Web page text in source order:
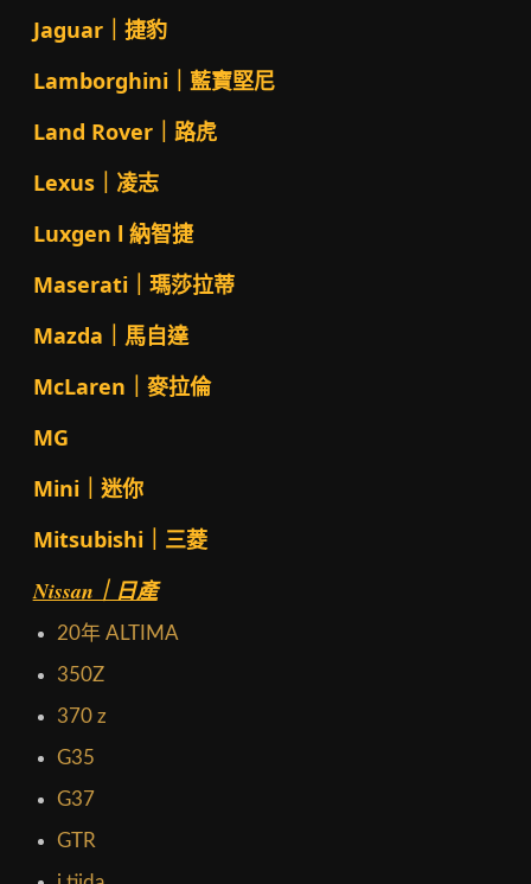
Jaguar｜捷豹
Lamborghini｜藍寶堅尼
Land Rover｜路虎
Lexus｜凌志
Luxgen l 納智捷
Maserati｜瑪莎拉蒂
Mazda｜馬自達
McLaren｜麥拉倫
MG
Mini｜迷你
Mitsubishi｜三菱
Nissan｜日產
20年 ALTIMA
350Z
370 z
G35
G37
GTR